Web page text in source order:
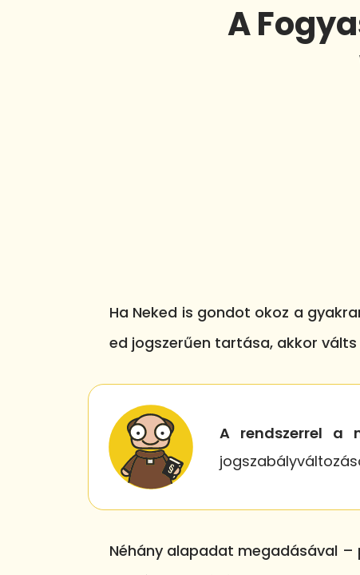
A
Ha Neked is gondot okoz a
ed jogszerűen tartása, akkor
A rendszerrel a
Néhány alapadat megadásával